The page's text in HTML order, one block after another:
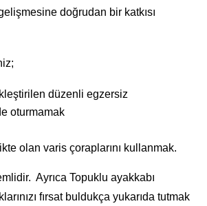
doğrudan bir katkısı
düzenli egzersiz
oturmamak
olan varis çoraplarını kullanmak.
Ayrıca Topuklu ayakkabı
fırsat buldukça yukarıda tutmak